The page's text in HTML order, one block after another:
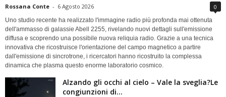
Rossana Conte - 6 Agosto 2026 0
Uno studio recente ha realizzato l'immagine radio più profonda mai ottenuta
dell'ammasso di galassie Abell 2255, rivelando nuovi dettagli sull'emissione
diffusa e scoprendo una possibile nuova reliquia radio. Grazie a una tecnica
innovativa che ricostruisce l'orientazione del campo magnetico a partire
dall'emissione di sincrotrone, i ricercatori hanno ricostruito la complessa
dinamica che plasma questo enorme laboratorio cosmico.
Alzando gli occhi al cielo – Vale la sveglia?Le
congiunzioni di...